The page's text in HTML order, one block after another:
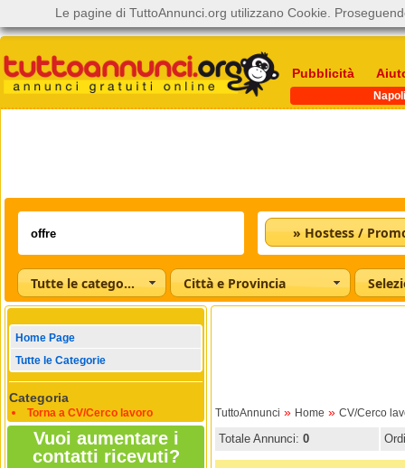
Pubblicità
Napoli
» Hostess /
Tutte le categorie Città e Provincia
Home Page
Tutte le Categorie
Categoria
Torna a CV/Cerco lavoro
Vuoi aumentare i
contatti ricevuti?
TuttoAnnunci » Home » CV/Cerco
Totale Annunci: 0
Le pagine di TuttoAnnunci.org utilizzano Cookie.